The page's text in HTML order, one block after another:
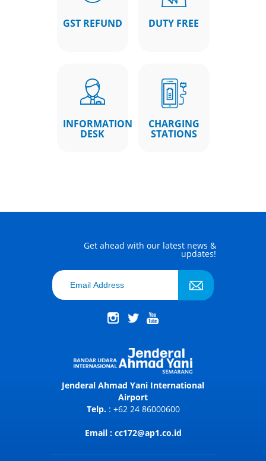
GST REFUND DUTY FREE
INFORMATION
DESK
CHARGING
STATIONS
Get ahead with our latest news &
updates!
Jenderal Ahmad Yani International
Airport
Telp. : +62 24 86000600
Email : cc172@ap1.co.id